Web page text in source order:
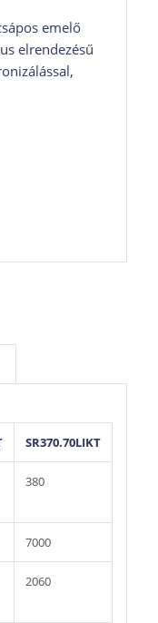
emelő
elrendezésű
SR370.70LIKT
380
7000
2060